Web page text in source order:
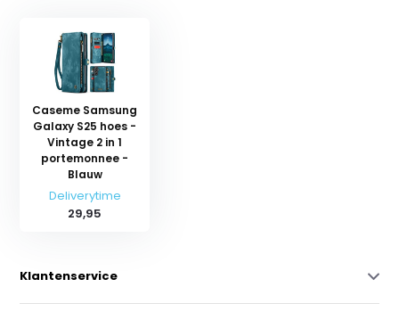
Caseme Samsung
Galaxy S25 hoes -
Vintage 2 in 1
portemonnee -
Blauw
Deliverytime
29,95
Klantenservice